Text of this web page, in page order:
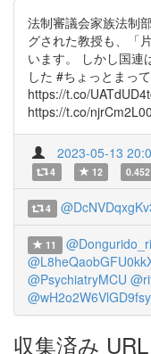
法制審議会家族法制
グされた教授も、「
います。 しかし国連
した #ちょっとまっ
https://t.co/
https://t.co/
2023-05-13
4 12 0.452
4
11 @Dongurido_ri
@PsychiatryMCU
@wH2o2W6VlGD9fsy
収集済み